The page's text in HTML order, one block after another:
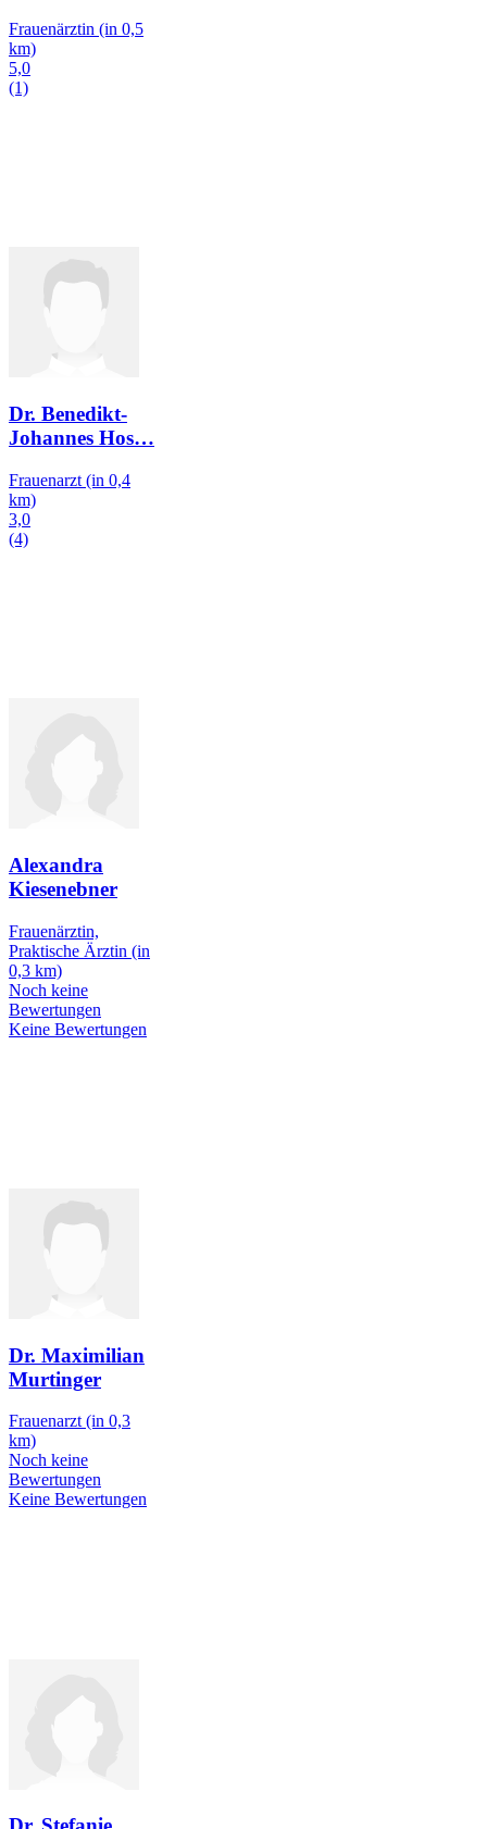
Frauenärztin (in 0,5
km)
5,0
(1)
Dr. Benedikt-
Johannes Hos…
Frauenarzt (in 0,4
km)
3,0
(4)
Alexandra
Kiesenebner
Frauenärztin,
Praktische Ärztin (in
0,3 km)
Noch keine
Bewertungen
Keine Bewertungen
Dr. Maximilian
Murtinger
Frauenarzt (in 0,3
km)
Noch keine
Bewertungen
Keine Bewertungen